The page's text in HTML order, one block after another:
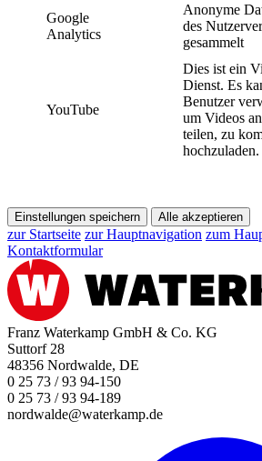
Google
Analytics
Anonyme
des
gesammelt
YouTube
Dies ist ein
Dienst. Es
Benutzer
um Videos
teilen, zu
hochzuladen.
Einstellungen speichern Alle akzeptieren
zur Startseite zur Hauptnavigation zum
Kontaktformular
Franz Waterkamp GmbH & Co. KG
Suttorf 28
48356 Nordwalde, DE
0 25 73 / 93 94-150
0 25 73 / 93 94-189
nordwalde@waterkamp.de